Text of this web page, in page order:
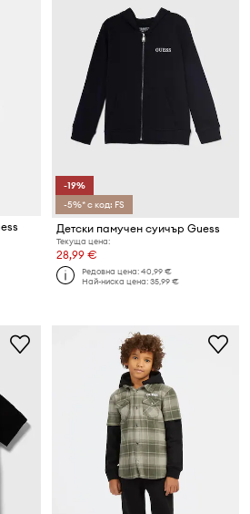
-19%
-5%* с код: FS
Детски памучен суичър Guess
Текуща цена:
28,99 €
Редовна цена:40,99 €
Най-ниска цена:35,99 €